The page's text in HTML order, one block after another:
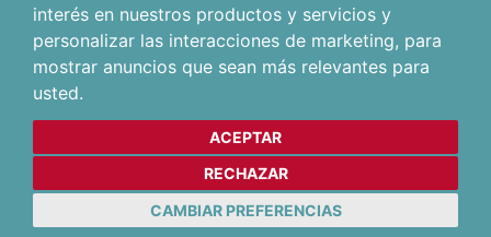
interés en nuestros productos y servicios y
personalizar las interacciones de marketing, para
mostrar anuncios que sean más relevantes para
usted.
ACEPTAR
RECHAZAR
CAMBIAR PREFERENCIAS